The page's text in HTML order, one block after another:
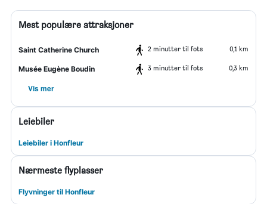
Mest populære attraksjoner
Saint Catherine Church 2 minutter til fots 0,1 km
Musée Eugène Boudin 3 minutter til fots 0,3 km
Vis mer
Leiebiler
Leiebiler i Honfleur
Nærmeste flyplasser
Flyvninger til Honfleur